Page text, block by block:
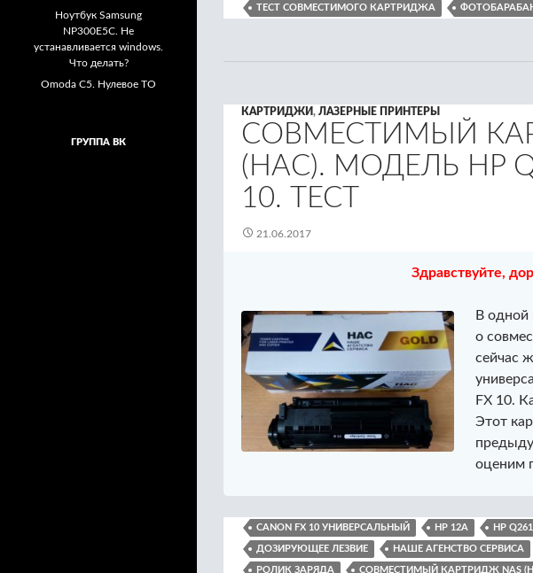
ТЕСТ СОВМЕСТИМОГО КАРТРИДЖА
КАРТРИДЖИ, ЛАЗЕРНЫЕ ПРИНТЕРЫ
СОВМЕСТИМЫЙ
(НАС). МОДЕЛЬ HP
10. ТЕСТ
21.06.2017
Здравствуйте,
В одной
о
сейчас
FX 10.
Этот
оценим
CANON FX 10 УНИВЕРСАЛЬНЫЙ HP 12A HP
ДОЗИРУЮЩЕЕ ЛЕЗВИЕ НАШЕ АГЕНСТВО СЕРВИСА
РОЛИК ЗАРЯДА СОВМЕСТИМЫЙ КАРТРИДЖ NAS
Ноутбук Samsung
NP300E5C. Не
устанавливается windows.
Что делать?
Omoda C5. Нулевое ТО
ГРУППА ВК